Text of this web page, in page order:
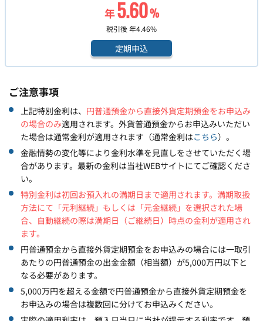
年5.60%
税引後 年4.46%
定期申込
ご注意事項
上記特別金利は、 円普通預金から直接外貨定期預金をお申込み
の場合のみ適用されます。外貨普通預金からお申込みいただい
た場合は通常金利が適用されます（通常金利はこちら）。
金融情勢の変化等により金利水準を見直しをさせていただく場
合があります。最新の金利は当社WEBサイトにてご確認くださ
い。
特別金利は初回お預入れの満期日まで適用されます。満期取扱
方法にて「元利継続」もしくは「元金継続」を選択された場
合、自動継続の際は満期日（ご継続日）時点の金利が適用され
ます。
円普通預金から直接外貨定期預金をお申込みの場合には一取引
あたりの円普通預金の出金金額（相当額）が5,000万円以下と
なる必要があります。
5,000万円を超える金額で円普通預金から直接外貨定期預金を
お申込みの場合は複数回に分けてお申込みください。